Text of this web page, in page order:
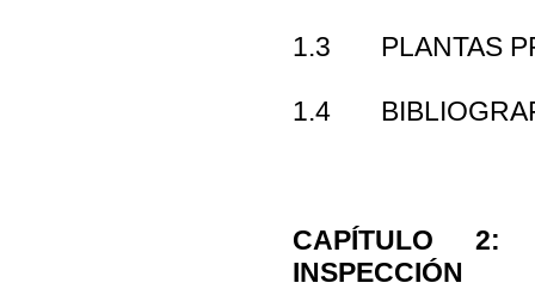
1.3 PLANTAS
1.4
CAPÍTULO 2:
INSPECCIÓN